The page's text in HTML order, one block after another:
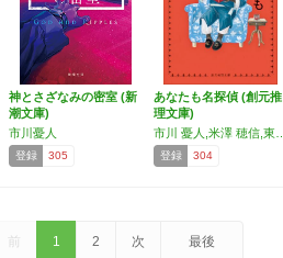
神とさざなみの密室 (新
潮文庫)
市川憂人
登録 305
あなたも名探偵 (創元推
理文庫)
登録 304
前 1 2 次 最後